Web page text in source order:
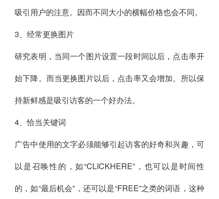
吸引用户的注意。因而不同大小的横幅价格也会不同。
3、经常更换图片
研究表明，当同一个图片设置一段时间以后，点击率开
始下降。而当更换图片以后，点击率又会增加。所以保
持新鲜感是吸引访客的一个好办法。
4、恰当关键词
广告中使用的文字必须能够引起访客的好奇和兴趣，可
以是召唤性的，如“CLICKHERE”，也可以是时间性
的，如“最后机会”，还可以是“FREE”之类的词语，这种